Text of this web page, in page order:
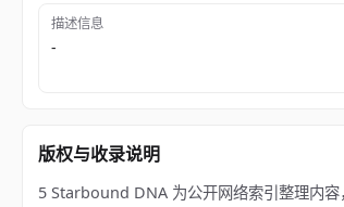
描述信息
-
版权与收录说明
5 Starbound DNA 为公开网络索引整理内